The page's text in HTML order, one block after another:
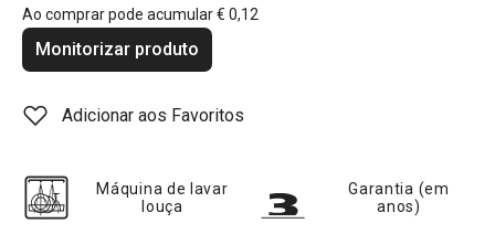
Ao comprar pode acumular€ 0,12
Monitorizar produto
Adicionar aos Favoritos
Máquina de lavar
louça
Garantia (em
anos)